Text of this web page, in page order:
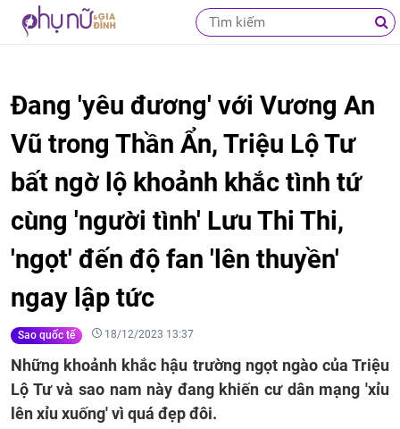
Đang 'yêu đương' với Vương An
Vũ trong Thần Ẩn, Triệu Lộ Tư
bất ngờ lộ khoảnh khắc tình tứ
cùng 'người tình' Lưu Thi Thi,
'ngọt' đến độ fan 'lên thuyền'
ngay lập tức
Sao quốc tế 18/12/2023 13:37
Những khoảnh khắc hậu trường ngọt ngào của Triệu
Lộ Tư và sao nam này đang khiến cư dân mạng 'xỉu
lên xỉu xuống' vì quá đẹp đôi.